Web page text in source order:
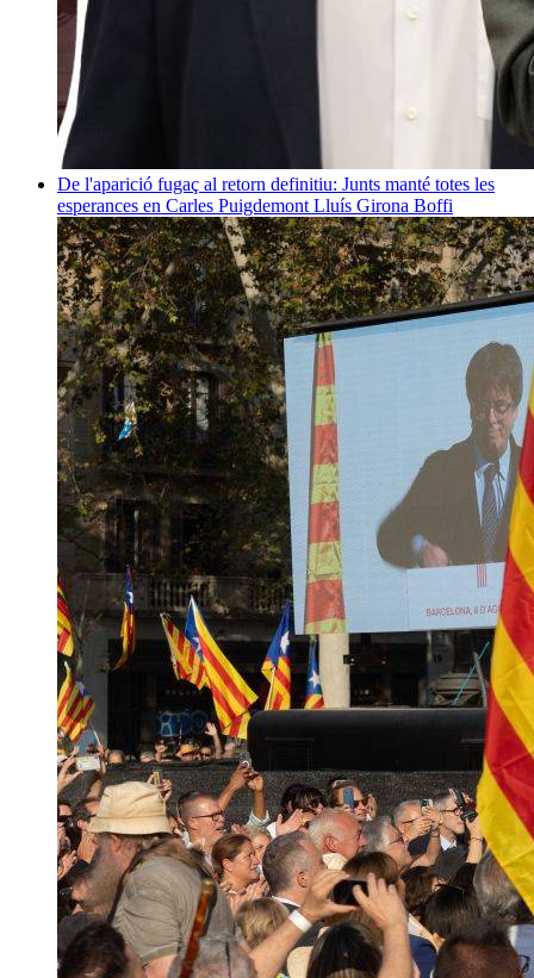
De l'aparició fugaç al retorn definitiu: Junts manté totes les
esperances en Carles Puigdemont Lluís Girona Boffi